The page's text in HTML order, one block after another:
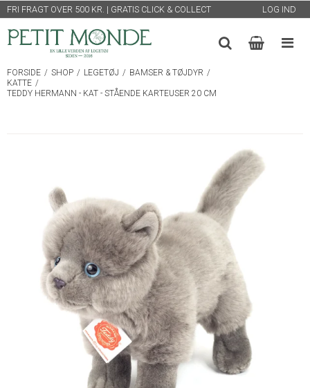
FRI FRAGT OVER 500 KR. | GRATIS CLICK & COLLECT LOG IND
FORSIDE / SHOP / LEGETØJ / BAMSER & TØJDYR /
KATTE /
TEDDY HERMANN - KAT - STÅENDE KARTEUSER 20 CM